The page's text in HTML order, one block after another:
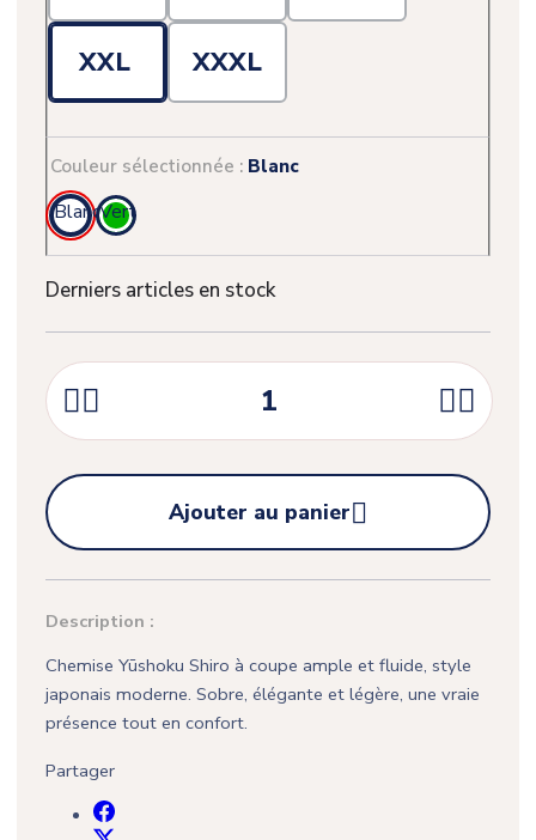
XXL XXXL
Couleur sélectionnée : Blanc
BlancVert
Derniers articles en stock
 

Ajouter au panier
Description :
Chemise Yūshoku Shiro à coupe ample et fluide, style
japonais moderne. Sobre, élégante et légère, une vraie
présence tout en confort.
Partager